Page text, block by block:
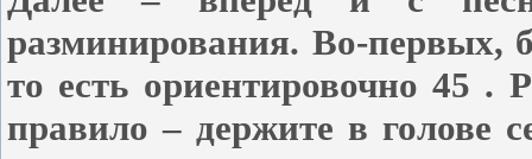
разминирования. Во-первых,
то есть ориентировочно 45 .
правило – держите в голове